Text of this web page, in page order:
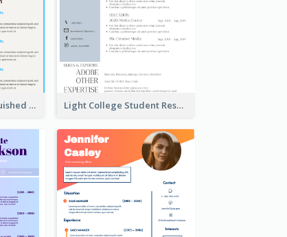
Dark Brown Distinguished Modern Resume Light College Student Resume